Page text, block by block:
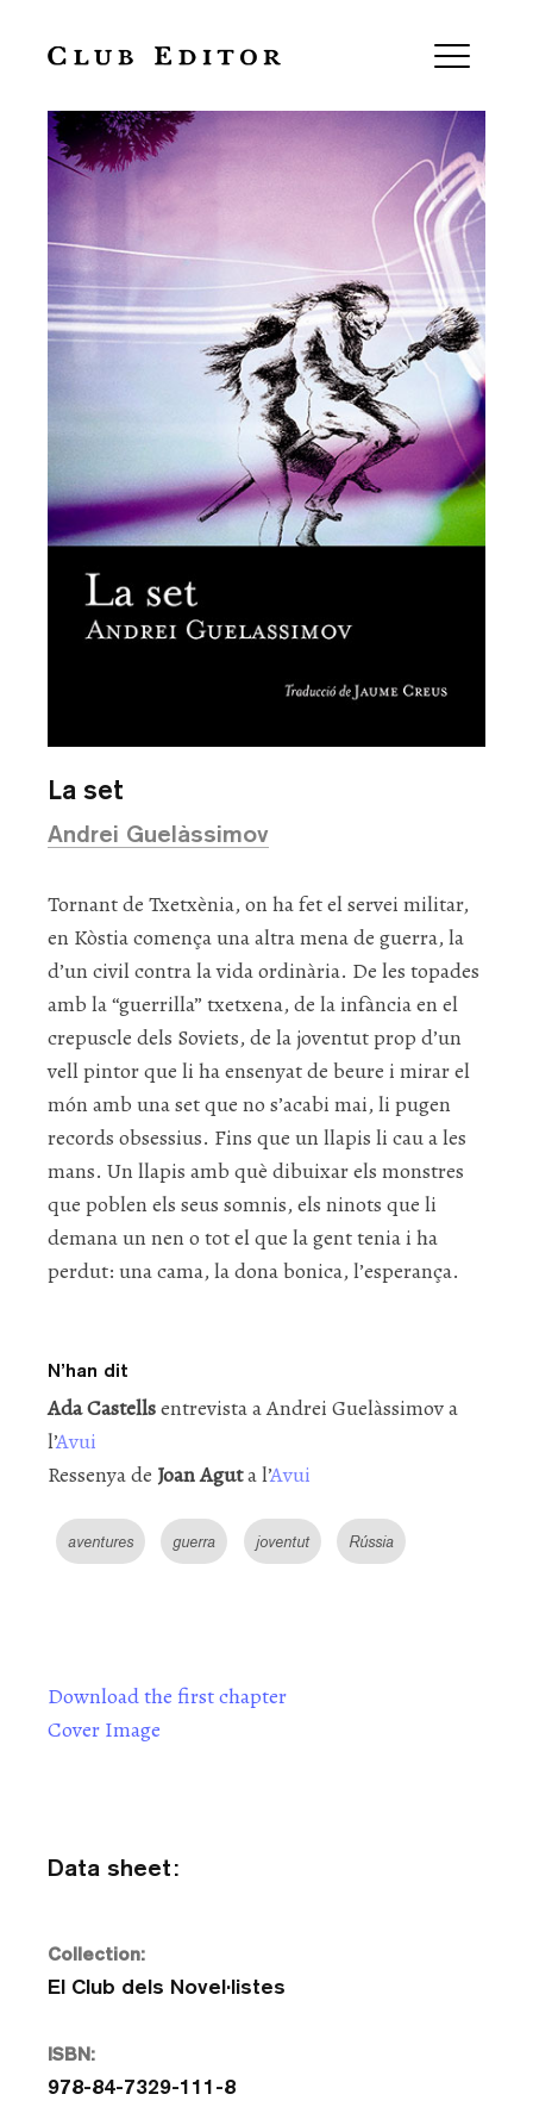
La set
Andrei Guelàssimov
Tornant de Txetxènia, on ha fet el servei militar,
en Kòstia comença una altra mena de guerra, la
d’un civil contra la vida ordinària. De les topades
amb la “guerrilla” txetxena, de la infància en el
crepuscle dels Soviets, de la joventut prop d’un
vell pintor que li ha ensenyat de beure i mirar el
món amb una set que no s’acabi mai, li pugen
records obsessius. Fins que un llapis li cau a les
mans. Un llapis amb què dibuixar els monstres
que poblen els seus somnis, els ninots que li
demana un nen o tot el que la gent tenia i ha
perdut: una cama, la dona bonica, l’esperança.
N’han dit
Ada Castellsentrevista a Andrei Guelàssimov a
l’Avui
Ressenya de Joan Aguta l’Avui
aventures guerra joventut Rússia
Download the first chapter
Cover Image
Data sheet:
Collection:
El Club dels Novel·listes
ISBN:
978-84-7329-111-8